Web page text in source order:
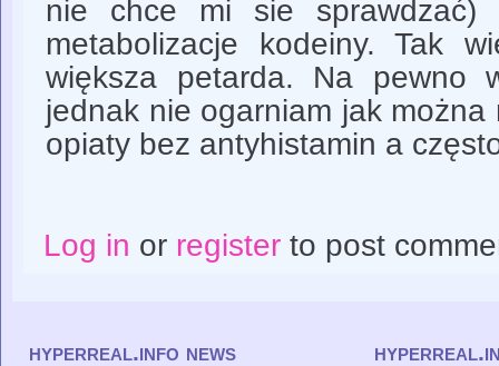
nie chce mi sie sprawdzać)
metabolizacje kodeiny. Tak
większa petarda. Na
jednak nie ogarniam jak
opiaty bez antyhistamin a
Log in or registerto post
hyperreal.info news